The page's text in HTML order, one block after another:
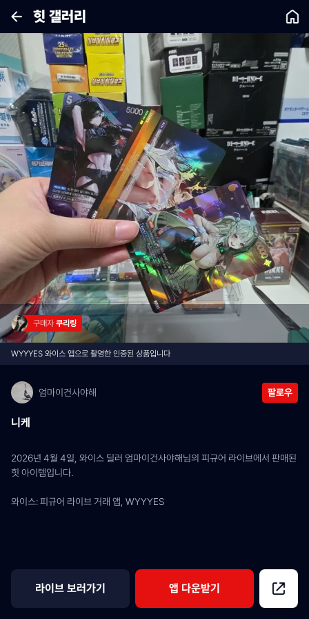
힛 갤러리
구매자 쿠리링
WYYYES 와이스 앱으로 촬영한 인증된 상품입니다
엄마이건사야해 팔로우
니케
2026년 4월 4일, 와이스 딜러 엄마이건사야해님의 피규어 라이브에서 판매된
힛 아이템입니다.
와이스: 피규어 라이브 거래 앱, WYYYES
라이브 보러가기 앱 다운받기